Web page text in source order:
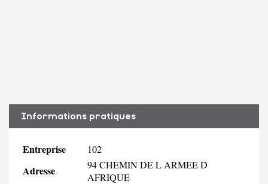
Informations pratiques
Entreprise 102
Adresse
94 CHEMIN DE L ARMEE D
AFRIQUE